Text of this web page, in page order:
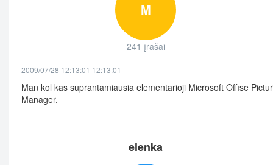
M
241 įrašai
2009/07/28 12:13:01 12:13:01
Man kol kas suprantamiausia elementarioji Microsoft Offise
Manager.
elenka